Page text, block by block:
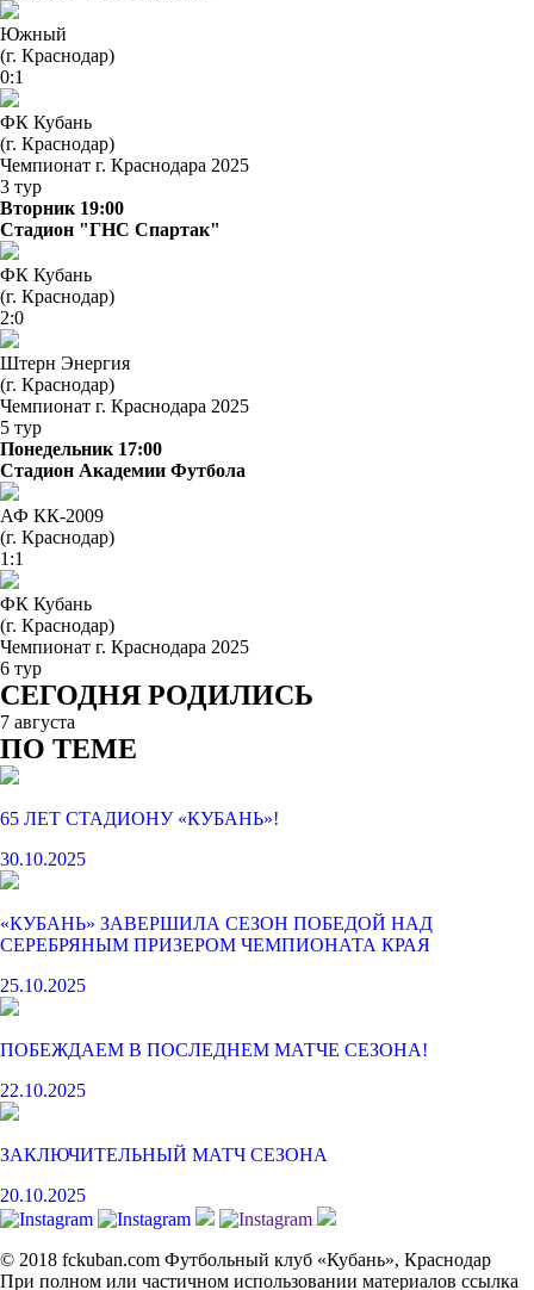
Южный
(г. Краснодар)
0:1
ФК Кубань
(г. Краснодар)
Чемпионат г. Краснодара 2025
3 тур
Вторник 19:00
Стадион "ГНС Спартак"
ФК Кубань
(г. Краснодар)
2:0
Штерн Энергия
(г. Краснодар)
Чемпионат г. Краснодара 2025
5 тур
Понедельник 17:00
Стадион Академии Футбола
АФ КК-2009
(г. Краснодар)
1:1
ФК Кубань
(г. Краснодар)
Чемпионат г. Краснодара 2025
6 тур
СЕГОДНЯ РОДИЛИСЬ
7 августа
ПО ТЕМЕ
65 ЛЕТ СТАДИОНУ «КУБАНЬ»!
30.10.2025
«КУБАНЬ» ЗАВЕРШИЛА СЕЗОН ПОБЕДОЙ НАД
СЕРЕБРЯНЫМ ПРИЗЕРОМ ЧЕМПИОНАТА КРАЯ
25.10.2025
ПОБЕЖДАЕМ В ПОСЛЕДНЕМ МАТЧЕ СЕЗОНА!
22.10.2025
ЗАКЛЮЧИТЕЛЬНЫЙ МАТЧ СЕЗОНА
20.10.2025
© 2018 fckuban.com Футбольный клуб «Кубань», Краснодар
При полном или частичном использовании материалов ссылка